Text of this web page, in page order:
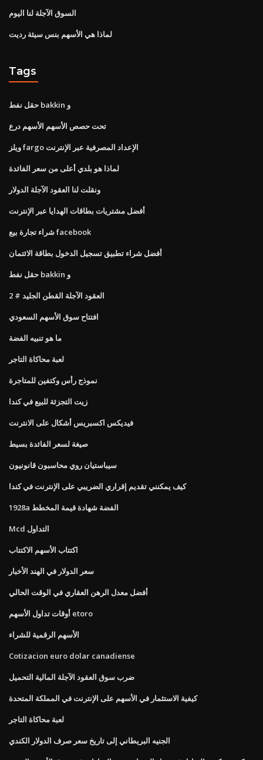
السوق الآجلة لنا اليوم
لماذا هي الأسهم بنس سيئة رديت
Tags
حقل نفط bakkin و
تحت حصص الأسهم الأسهم درع
ويلز fargo الإعداد المصرفية عبر الإنترنت
لماذا هو بلدي أعلى من سعر الفائدة
ونقلت لنا العقود الآجلة الدولار
أفضل مشتريات بطاقات الهدايا عبر الإنترنت
شراء تجارة بيع facebook
أفضل شراء تطبيق تسجيل الدخول بطاقة الائتمان
حقل نفط bakkin و
العقود الآجلة القطن الجليد # 2
افتتاح سوق الأسهم السعودي
ما هو تنبيه الفضة
لعبة محاكاة التاجر
نموذج رأس وكتفين للمتاجرة
زيت التجزئة للبيع في كندا
فيديكس اكسبريس أشكال على الانترنت
صيغة لسعر الفائدة بسيط
سيباستيان روي محاسبون قانونيون
كيف يمكنني تقديم إقراري الضريبي على الإنترنت في كندا
1928a الفضة شهادة قيمة المخطط
Mcd التداول
اكتتاب الأسهم الاكتتاب
سعر الدولار في الهند الأخبار
أفضل معدل الرهن العقاري في الوقت الحالي
أوقات تداول الأسهم etoro
الأسهم الرقمية للشراء
Cotizacion euro dolar canadiense
ضرب سوق العقود الآجلة المالية التحميل
كيفية الاستثمار في الأسهم على الإنترنت في المملكة المتحدة
لعبة محاكاة التاجر
الجنيه البريطاني إلى تاريخ سعر صرف الدولار الكندي